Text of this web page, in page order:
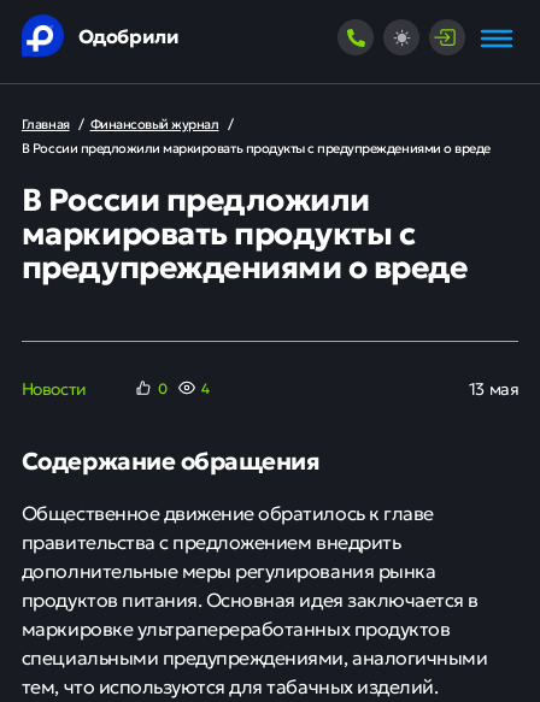
Одобрили
Главная / Финансовый журнал /
В России предложили маркировать продукты с предупреждениями о вреде
В России предложили
маркировать продукты с
предупреждениями о вреде
Новости 0 4 13 мая
Содержание обращения
Общественное движение обратилось к главе
правительства с предложением внедрить
дополнительные меры регулирования рынка
продуктов питания. Основная идея заключается в
маркировке ультрапереработанных продуктов
специальными предупреждениями, аналогичными
тем, что используются для табачных изделий.